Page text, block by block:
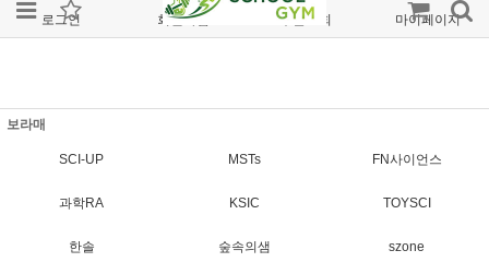
로그인 회원가입 주문조회 마이페이지
보라매
SCI-UP MSTs FN사이언스
과학RA KSIC TOYSCI
한솔 숲속의샘 szone